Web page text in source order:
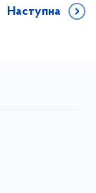
Наступна